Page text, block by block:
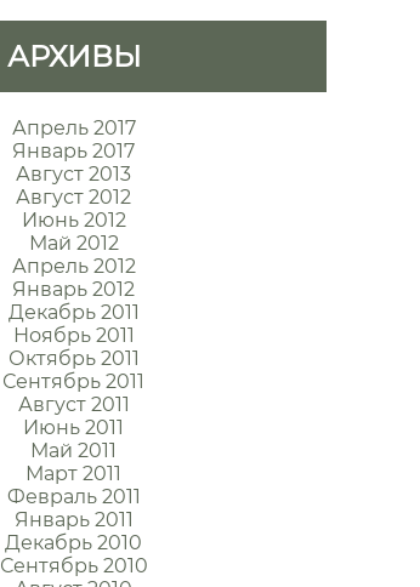
АРХИВЫ
Апрель 2017
Январь 2017
Август 2013
Август 2012
Июнь 2012
Май 2012
Апрель 2012
Январь 2012
Декабрь 2011
Ноябрь 2011
Октябрь 2011
Сентябрь 2011
Август 2011
Июнь 2011
Май 2011
Март 2011
Февраль 2011
Январь 2011
Декабрь 2010
Сентябрь 2010